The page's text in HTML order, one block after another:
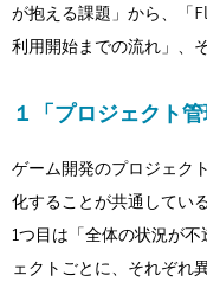
が抱える課題」から、「
利用開始までの流れ」、
１「プロジェクト
ゲーム開発のプロジェク
化することが共通してい
1つ目は「全体の状況が
ェクトごとに、それぞれ